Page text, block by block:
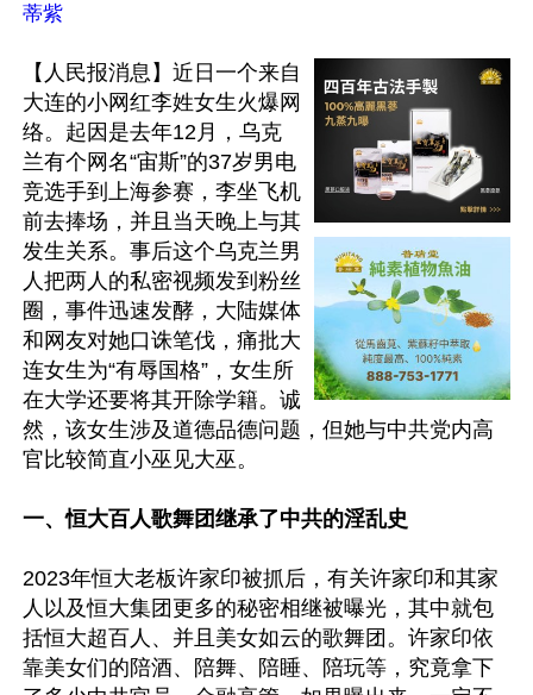
蒂紫
【人民报消息】近日一个来自
大连的小网红李姓女生火爆网
络。起因是去年12月，乌克
兰有个网名“宙斯”的37岁男电
竞选手到上海参赛，李坐飞机
前去捧场，并且当天晚上与其
发生关系。事后这个乌克兰男
人把两人的私密视频发到粉丝
圈，事件迅速发酵，大陆媒体
和网友对她口诛笔伐，痛批大
连女生为“有辱国格”，女生所
在大学还要将其开除学籍。诚
然，该女生涉及道德品德问题，但她与中共党内高
官比较简直小巫见大巫。
一、恒大百人歌舞团继承了中共的淫乱史
2023年恒大老板许家印被抓后，有关许家印和其家
人以及恒大集团更多的秘密相继被曝光，其中就包
括恒大超百人、并且美女如云的歌舞团。许家印依
靠美女们的陪酒、陪舞、陪睡、陪玩等，究竟拿下